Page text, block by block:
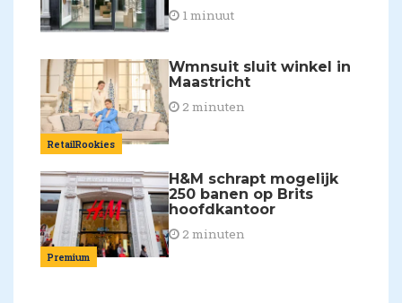
1 minuut
RetailRookies
Wmnsuit sluit winkel in
Maastricht
2 minuten
Premium
H&M schrapt mogelijk
250 banen op Brits
hoofdkantoor
2 minuten